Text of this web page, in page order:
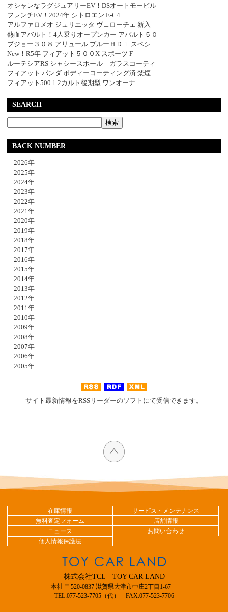
オシャレなラグジュアリーEV！DSオートモービル
フレンチEV！2024年 シトロエン E-C4
アルファロメオ ジュリエッタ ヴェローチェ 新入
熱血アバルト！4人乗りオープンカー アバルト５０
プジョー３０８ アリュール ブルーＨＤｉ スペシ
New！R5年 フィアット５００X スポーツ F
ルーテシアRS シャシースポール ガラスコーティ
フィアット パンダ ボディーコーティング済 禁煙
フィアット500 1.2カルト後期型 ワンオーナ
SEARCH
BACK NUMBER
2026年
2025年
2024年
2023年
2022年
2021年
2020年
2019年
2018年
2017年
2016年
2015年
2014年
2013年
2012年
2011年
2010年
2009年
2008年
2007年
2006年
2005年
サイト最新情報をRSSリーダーのソフトにて受信できます。
在庫情報
サービス・メンテナンス
無料査定フォーム
店舗情報
ニュース
お問い合わせ
個人情報保護法
株式会社TCL TOY CAR LAND
本社 〒520-0837 滋賀県大津市中庄2丁目1-67
TEL:077-523-7705（代） FAX:077-523-7706